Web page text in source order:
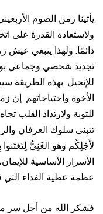
يأتينا زمن الصوم
ولاستعادة القدرة على
دائمًا. ولهذا ينبغي عيش
تجديد شخصي وجماعي
للإنجيل. بهذه الطريقة
الأخوة واحتياجاتهم.
للتوبة ولارتداد القلب
تتبنى سلوك العرفان
الأسرار الأساسية
عظمة عطية الفداء التي
فشكر الله من أجل سر